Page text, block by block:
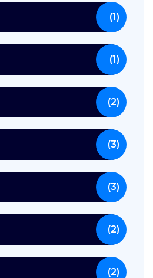
(1)
(1)
(2)
(3)
(3)
(2)
(2)